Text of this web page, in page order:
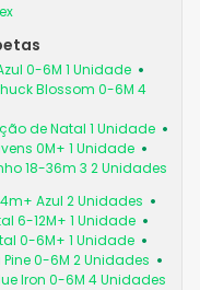
0-6M 1 Unidade
Blossom 0-6M 4
de Natal 1 Unidade
0M+ 1 Unidade
18-36m 3 2 Unidades
Azul 2 Unidades
6-12M+ 1 Unidade
0-6M+ 1 Unidade
0-6M 2 Unidades
Iron 0-6M 4 Unidades